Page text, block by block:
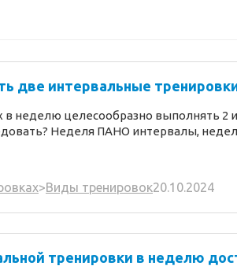
две интервальные
в неделю целесообразно выполнять 2
Неделя ПАНО интервалы,
>Виды тренировок20.10.2024
тренировки в неделю